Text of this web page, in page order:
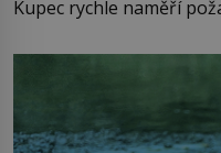
Kupec rychle naměří
milostpaní. Stačí jenom
množství růžového